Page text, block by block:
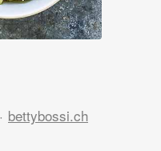
bettybossi.ch